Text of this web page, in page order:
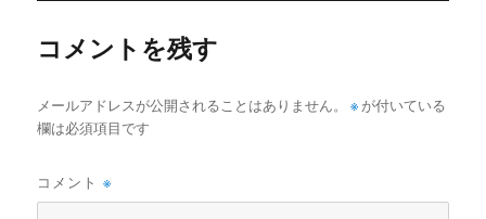
コメントを残す
メールアドレスが公開されることはありません。 ※ が付いている
欄は必須項目です
コメント※